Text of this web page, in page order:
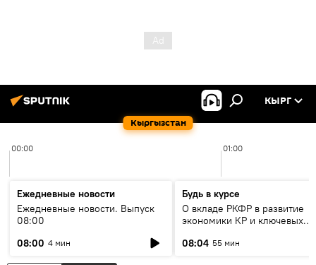
Кыргызстан
КЫРГ
00:00 01:00
Ежедневные новости
Ежедневные новости. Выпуск
08:00
08:00 4 мин
Будь в курсе
О вкладе РКФР в развитие
экономики КР и ключевых
08:04 55 мин